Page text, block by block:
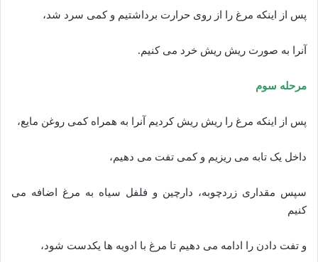
پس از اینکه مرغ را از روی حرارت برداشتیم و کمی سرد شد،
آنرا به صورت ریش ریش خرد می کنیم.
مرحله سوم
پس از اینکه مرغ را ریش ریش کردیم آنرا به همراه کمی روغن مایع،
داخل یک تابه می ریزیم و کمی تفت می دهیم،
سپس مقداری زردچوبه، دارچین و فلفل سیاه به مرغ اضافه می
کنیم
و تفت دادن را ادامه می دهیم تا مرغ با ادویه ها یکدست شود،